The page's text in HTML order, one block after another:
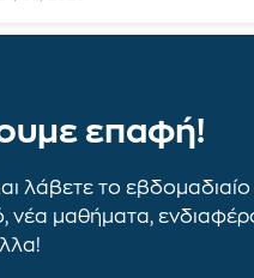
επαφή!
λάβετε το
νέα μαθήματα,